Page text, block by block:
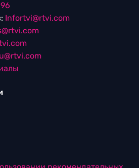
Infortvi@rtvi.com